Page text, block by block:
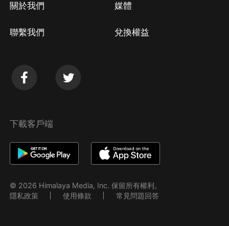
關於我們
聯繫我們
媒體
兌換權益
下載客戶端
© 2026 Himalaya Media, Inc. 保留所有權利。
隱私政策
使用條款 常見問題回答